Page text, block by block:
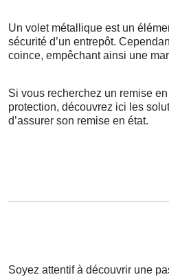
Un volet métallique est un
sécurité d’un entrepôt.
coince, empêchant ainsi une
Si vous recherchez un remise
protection, découvrez ici les
d’assurer son remise en état.
Soyez attentif à découvrir une